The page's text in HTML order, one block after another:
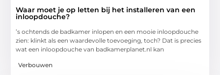
Waar moet je op letten bij het installeren van een
inloopdouche?
’s ochtends de badkamer inlopen en een mooie inloopdouche
zien: klinkt als een waardevolle toevoeging, toch? Dat is precies
wat een inloopdouche van badkamerplanet.nl kan
Verbouwen